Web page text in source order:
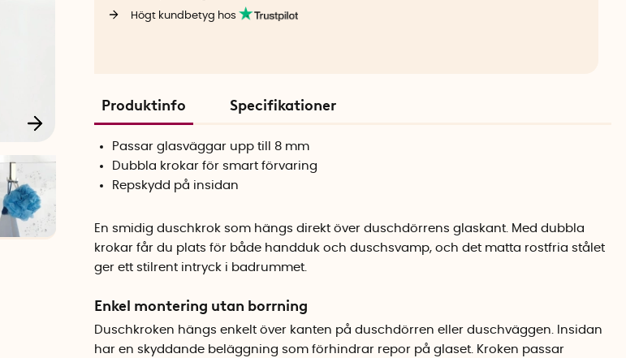
Högt kundbetyg hos
Produktinfo Specifikationer
Passar glasväggar upp till 8 mm
Dubbla krokar för smart förvaring
Repskydd på insidan
En smidig duschkrok som hängs direkt över duschdörrens glaskant. Med dubbla
krokar får du plats för både handduk och duschsvamp, och det matta rostfria stålet
ger ett stilrent intryck i badrummet.
Enkel montering utan borrning
Duschkroken hängs enkelt över kanten på duschdörren eller duschväggen. Insidan
har en skyddande beläggning som förhindrar repor på glaset. Kroken passar